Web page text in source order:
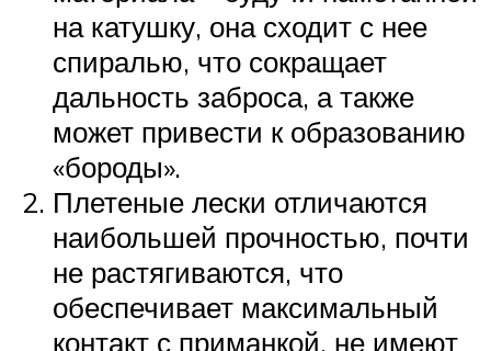
на катушку, она сходит с нее
спиралью, что сокращает
дальность заброса, а также
может привести к образованию
«бороды».
Плетеные лески отличаются
наибольшей прочностью, почти
не растягиваются, что
обеспечивает максимальный
контакт с приманкой, не имеют